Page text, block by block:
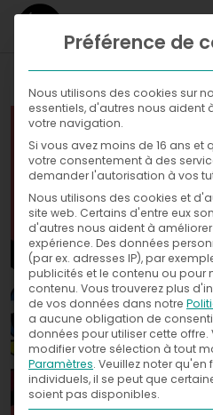
Préférence de
Nous utilisons des cookies sur
essentiels, d'autres nous aident
votre navigation.
Si vous avez moins de 16 ans
votre consentement à des
demander l'autorisation à vos
Nous utilisons des cookies et
site web. Certains d'entre eux
d'autres nous aident à
expérience. Des données
(par ex. adresses IP), par
publicités et le contenu ou pour
contenu. Vous trouverez plus
de vos données dans notre
a aucune obligation de
données pour utiliser cette offre.
modifier votre sélection à tout
Paramètres. Veuillez noter
individuels, il se peut que
soient pas disponibles.